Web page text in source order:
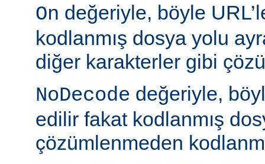
On değeriyle, böyle
kodlanmış dosya yolu
diğer karakterler gibi
NoDecode değeriyle,
edilir fakat kodlanmış
çözümlenmeden